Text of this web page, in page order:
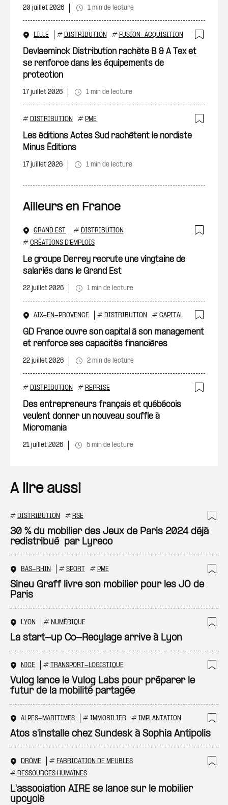
20 juillet 2026 1 min de lecture
LILLE # DISTRIBUTION # FUSION-ACQUISITION
Devlaeminck Distribution rachète B & A Tex et
se renforce dans les équipements de
protection
17 juillet 2026 1 min de lecture
# DISTRIBUTION # PME
Les éditions Actes Sud rachètent le nordiste
Minus Éditions
17 juillet 2026 1 min de lecture
Ailleurs en France
GRAND EST # DISTRIBUTION
# CRÉATIONS D'EMPLOIS
Le groupe Derrey recrute une vingtaine de
salariés dans le Grand Est
22 juillet 2026 1 min de lecture
AIX-EN-PROVENCE # DISTRIBUTION # CAPITAL
GD France ouvre son capital à son management
et renforce ses capacités financières
22 juillet 2026 2 min de lecture
# DISTRIBUTION # REPRISE
Des entrepreneurs français et québécois
veulent donner un nouveau souffle à
Micromania
21 juillet 2026 5 min de lecture
A lire aussi
# DISTRIBUTION # RSE
30 % du mobilier des Jeux de Paris 2024 déjà
redistribué par Lyreco
BAS-RHIN # SPORT # PME
Sineu Graff livre son mobilier pour les JO de
Paris
LYON # NUMÉRIQUE
La start-up Co-Recylage arrive à Lyon
NICE # TRANSPORT-LOGISTIQUE
Vulog lance le Vulog Labs pour préparer le
futur de la mobilité partagée
ALPES-MARITIMES # IMMOBILIER # IMPLANTATION
Atos s'installe chez Sundesk à Sophia Antipolis
DRÔME # FABRICATION DE MEUBLES
# RESSOURCES HUMAINES
L'association AIRE se lance sur le mobilier
upcyclé